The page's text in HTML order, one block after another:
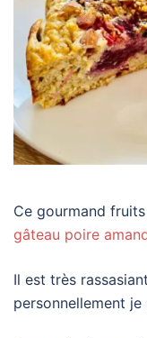
Ce gourmand
gâteau poire
Il est très
personnellement je